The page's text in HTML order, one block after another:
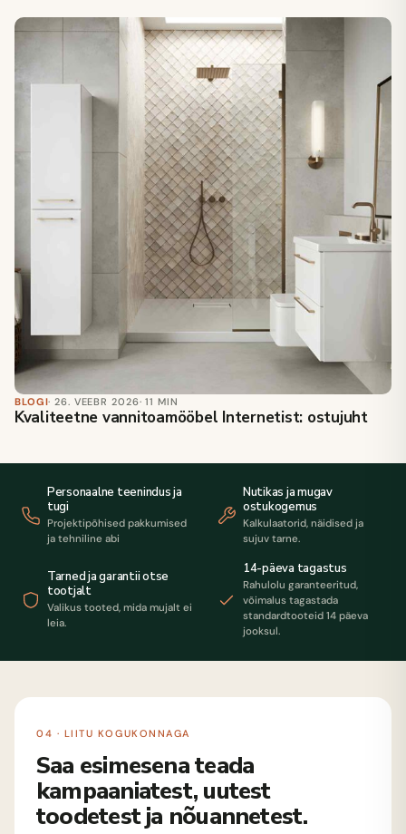
BLOGI· 26. VEEBR 2026· 11 MIN
Kvaliteetne vannitoamööbel Internetist: ostujuht
Personaalne teenindus ja
tugi
Projektipõhised pakkumised
ja tehniline abi
Nutikas ja mugav
ostukogemus
Kalkulaatorid, näidised ja
sujuv tarne.
Tarned ja garantii otse
tootjalt
Valikus tooted, mida mujalt ei
leia.
14-päeva tagastus
Rahulolu garanteeritud,
võimalus tagastada
standardtooteid 14 päeva
jooksul.
04 · LIITU KOGUKONNAGA
Saa esimesena teada
kampaaniatest, uutest
toodetest ja nõuannetest.